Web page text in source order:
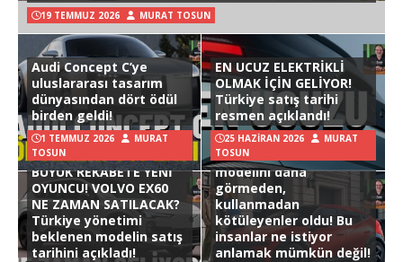
19 TEMMUZ 2026 MURAT TOSUN
Audi Concept C’ye
uluslararası tasarım
dünyasından dört ödül
birden geldi!
1 TEMMUZ 2026
MURAT
TOSUN
EN UCUZ ELEKTRİKLİ
OLMAK İÇİN GELİYOR!
Türkiye satış tarihi
resmen açıklandı!
25 HAZIRAN 2026
MURAT
TOSUN
BÜYÜK REKABETE YENİ
OYUNCU! VOLVO EX60
NE ZAMAN SATILACAK?
Türkiye yönetimi
beklenen modelin satış
tarihini açıkladı!
Hyundai Ioniq 3
modelini daha
görmeden,
kullanmadan
kötüleyenler oldu! Bu
insanlar ne istiyor
anlamak mümkün değil!